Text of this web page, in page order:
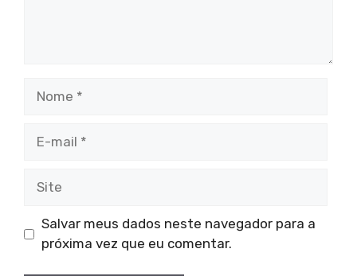
Salvar meus dados neste navegador para a
próxima vez que eu comentar.